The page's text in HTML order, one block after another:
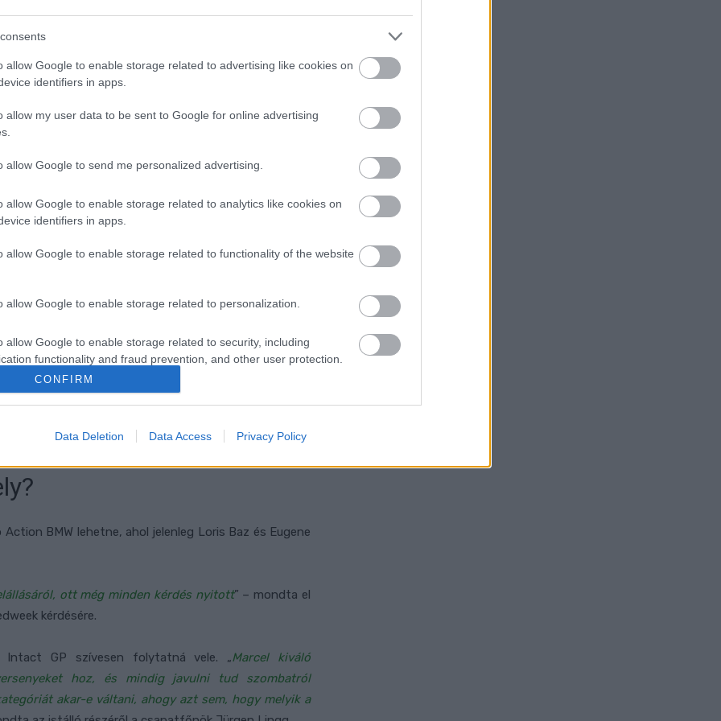
allow Google to enable storage related to advertising like cookies on
identifiers in apps.
allow my user data to be sent to Google for online advertising
allow Google to send me personalized advertising.
allow Google to enable storage related to analytics like cookies on
identifiers in apps.
allow Google to enable storage related to functionality of the website
allow Google to enable storage related to personalization.
allow Google to enable storage related to security, including
functionality and fraud prevention, and other user protection.
CONFIRM
Data Deletion Data Access Privacy Policy
versenyez, erőfeszítéseit pedig 2018-tól
Legjobb összetett eredményét 2018-ban és
zárta az évet. Ami a 2022-es szezont illeti,
a szezonokat befejezte. Dobogóra ugyan még nem
jelenleg a tabella hetedik helyén áll. Lemaradása
hármashoz, Viettihez, Fernándezhez és Ogurához
a harmincat is betölti. Merre tovább? Maradjon a
Előbbihez öregnek érzi már magát.
évesen még mindig itt versenyzek. Nem akarok
de ott is gyorsan fogynak a helyek.
portugál WSBK-hétvége alatt mondta azt, hogy ott is
az összes gyári ülés foglalt már most, ahogy
Yamahánál. Megvan a maga felállásával a privát
különösebb oka a Motocorsának sincs a váltásra.
BMW lehetne, ahol jelenleg Loris Baz és Eugene
ott még minden kérdés nyitott” – mondta el
kérdésére.
GP szívesen folytatná vele. „Marcel kiváló
hoz, és mindig javulni tud szombatról
akar-e váltani, ahogy azt sem, hogy melyik a